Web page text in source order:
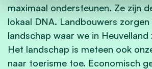
maximaal ondersteunen. Ze zijn
lokaal DNA. Landbouwers
landschap waar we in
Het landschap is meteen ook
naar toerisme toe. Economisch